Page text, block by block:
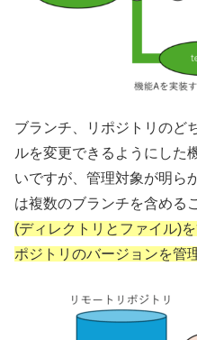
ブランチ、リポジトリのど
ルを変更できるようにした
いですが、管理対象が明ら
は複数のブランチを含める
(ディレクトリとファイル)
ポジトリのバージョンを管